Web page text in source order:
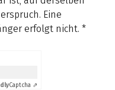
Eine
erfolgt nicht. *
Captcha ⇗